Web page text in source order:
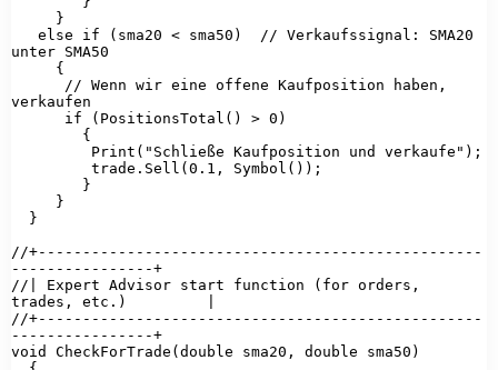
unter SMA50
verkaufen
//+--------------------------------------------------
----------------+
//| Expert Advisor start function (for orders,
trades, etc.)         |
//+--------------------------------------------------
----------------+
void CheckForTrade(double sma20, double sma50)